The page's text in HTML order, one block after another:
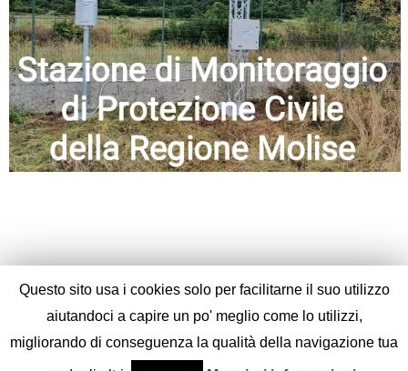
Questo sito usa i cookies solo per facilitarne il suo utilizzo
aiutandoci a capire un po' meglio come lo utilizzi,
migliorando di conseguenza la qualità della navigazione tua